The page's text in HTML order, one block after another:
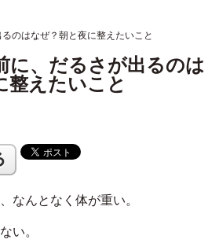
のはなぜ？朝と夜に整えたいこと
に、だるさが出るのは
整えたいこと
なんとなく体が重い。
い。